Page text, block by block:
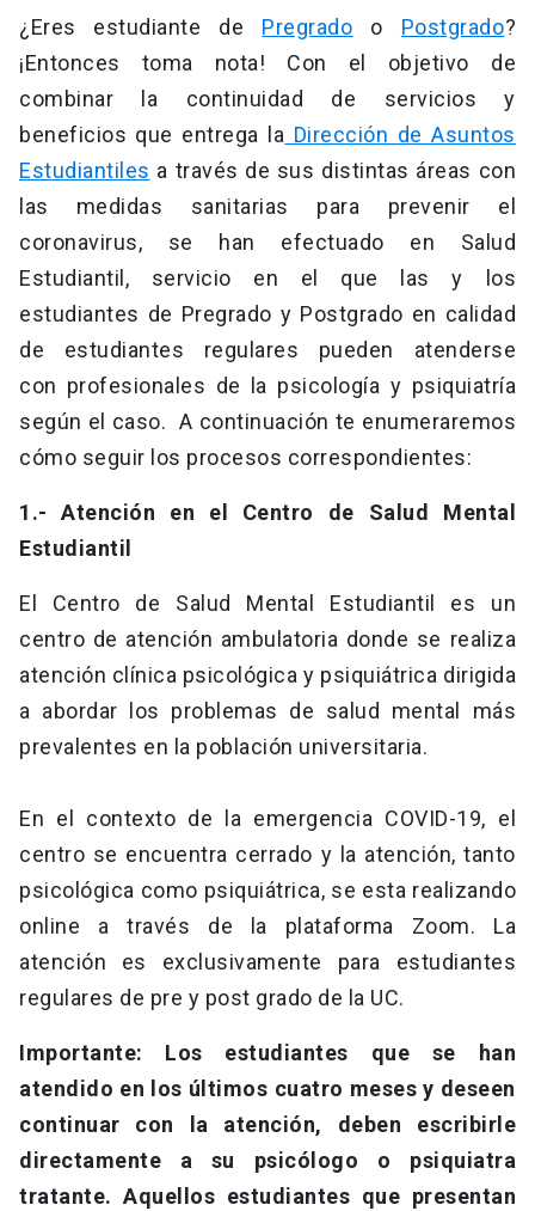
¿Eres estudiante de Pregrado o Postgrado?
¡Entonces toma nota! Con el objetivo de
combinar la continuidad de servicios y
beneficios que entrega la Dirección de Asuntos
Estudiantiles a través de sus distintas áreas con
las medidas sanitarias para prevenir el
coronavirus, se han efectuado en Salud
Estudiantil, servicio en el que las y los
estudiantes de Pregrado y Postgrado en calidad
de estudiantes regulares pueden atenderse
con profesionales de la psicología y psiquiatría
según el caso. A continuación te enumeraremos
cómo seguir los procesos correspondientes:
1.- Atención en el Centro de Salud Mental
Estudiantil
El Centro de Salud Mental Estudiantil es un
centro de atención ambulatoria donde se realiza
atención clínica psicológica y psiquiátrica dirigida
a abordar los problemas de salud mental más
prevalentes en la población universitaria.
En el contexto de la emergencia COVID-19, el
centro se encuentra cerrado y la atención, tanto
psicológica como psiquiátrica, se esta realizando
online a través de la plataforma Zoom. La
atención es exclusivamente para estudiantes
regulares de pre y post grado de la UC.
Importante: Los estudiantes que se han
atendido en los últimos cuatro meses y deseen
continuar con la atención, deben escribirle
directamente a su psicólogo o psiquiatra
tratante. Aquellos estudiantes que presentan